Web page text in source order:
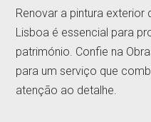
Renovar a pintura
Lisboa é essencial para
património. Confie na
para um serviço que
atenção ao detalhe.